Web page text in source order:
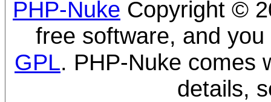
PHP-Nuke Copyright ©
free software, and
GPL. PHP-Nuke comes
details,